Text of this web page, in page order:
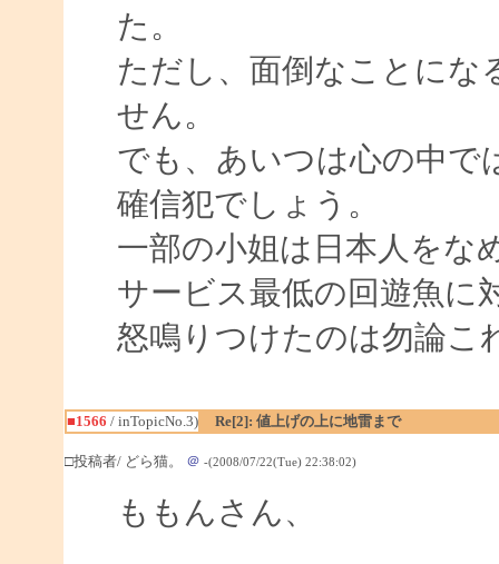
た。
ただし、面倒なことにな
せん。
でも、あいつは心の中で
確信犯でしょう。
一部の小姐は日本人をな
サービス最低の回遊魚に
怒鳴りつけたのは勿論こ
■1566 / inTopicNo.3) Re[2]: 値上げの上に地雷まで
□投稿者/ どら猫。 ＠ -(2008/07/22(Tue) 22:38:02)
ももんさん、